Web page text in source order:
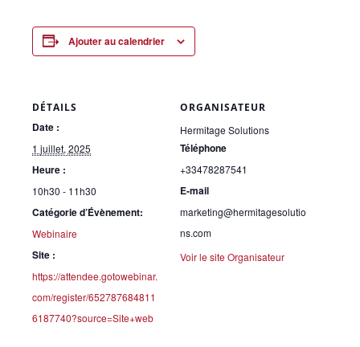
Ajouter au calendrier
DÉTAILS
Date :
1 juillet, 2025
Heure :
10h30 - 11h30
Catégorie d’Évènement:
Webinaire
Site :
https://attendee.gotowebinar.
com/register/652787684811
6187740?source=Site+web
ORGANISATEUR
Hermitage Solutions
Téléphone
+33478287541
E-mail
marketing@hermitagesolutio
ns.com
Voir le site Organisateur